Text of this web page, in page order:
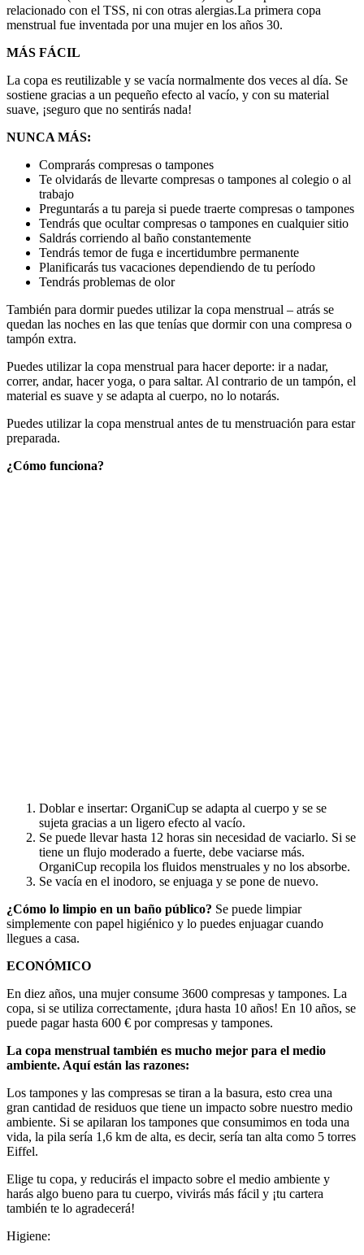
relacionado con el TSS, ni con otras alergias.La primera copa
menstrual fue inventada por una mujer en los años 30.
MÁS FÁCIL
La copa es reutilizable y se vacía normalmente dos veces al día. Se
sostiene gracias a un pequeño efecto al vacío, y con su material
suave, ¡seguro que no sentirás nada!
NUNCA MÁS:
Comprarás compresas o tampones
Te olvidarás de llevarte compresas o tampones al colegio o al
trabajo
Preguntarás a tu pareja si puede traerte compresas o tampones
Tendrás que ocultar compresas o tampones en cualquier sitio
Saldrás corriendo al baño constantemente
Tendrás temor de fuga e incertidumbre permanente
Planificarás tus vacaciones dependiendo de tu período
Tendrás problemas de olor
También para dormir puedes utilizar la copa menstrual – atrás se
quedan las noches en las que tenías que dormir con una compresa o
tampón extra.
Puedes utilizar la copa menstrual para hacer deporte: ir a nadar,
correr, andar, hacer yoga, o para saltar. Al contrario de un tampón, el
material es suave y se adapta al cuerpo, no lo notarás.
Puedes utilizar la copa menstrual antes de tu menstruación para estar
preparada.
¿Cómo funciona?
Doblar e insertar: OrganiCup se adapta al cuerpo y se se
sujeta gracias a un ligero efecto al vacío.
Se puede llevar hasta 12 horas sin necesidad de vaciarlo. Si se
tiene un flujo moderado a fuerte, debe vaciarse más.
OrganiCup recopila los fluidos menstruales y no los absorbe.
Se vacía en el inodoro, se enjuaga y se pone de nuevo.
¿Cómo lo limpio en un baño público? Se puede limpiar
simplemente con papel higiénico y lo puedes enjuagar cuando
llegues a casa.
ECONÓMICO
En diez años, una mujer consume 3600 compresas y tampones. La
copa, si se utiliza correctamente, ¡dura hasta 10 años! En 10 años, se
puede pagar hasta 600 € por compresas y tampones.
La copa menstrual también es mucho mejor para el medio
ambiente. Aquí están las razones:
Los tampones y las compresas se tiran a la basura, esto crea una
gran cantidad de residuos que tiene un impacto sobre nuestro medio
ambiente. Si se apilaran los tampones que consumimos en toda una
vida, la pila sería 1,6 km de alta, es decir, sería tan alta como 5 torres
Eiffel.
Elige tu copa, y reducirás el impacto sobre el medio ambiente y
harás algo bueno para tu cuerpo, vivirás más fácil y ¡tu cartera
también te lo agradecerá!
Higiene: